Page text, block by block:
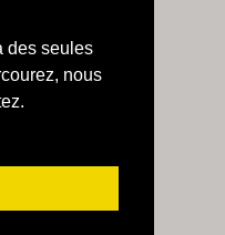
des seules
nous